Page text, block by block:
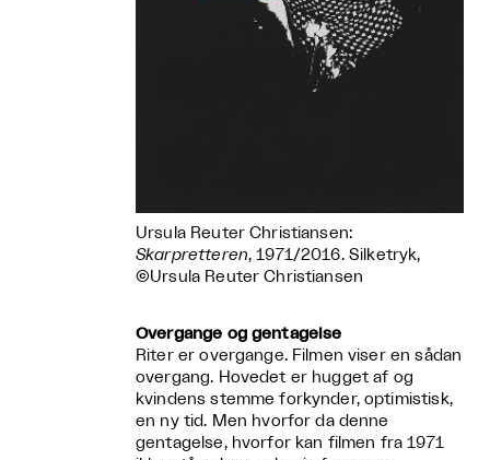
Ursula Reuter Christiansen:
Skarpretteren, 1971/2016. Silketryk,
©Ursula Reuter Christiansen
Overgange og gentagelse
Riter er overgange. Filmen viser en sådan
overgang. Hovedet er hugget af og
kvindens stemme forkynder, optimistisk,
en ny tid. Men hvorfor da denne
gentagelse, hvorfor kan filmen fra 1971